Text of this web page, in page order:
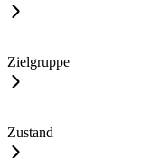
Zielgruppe
Zustand